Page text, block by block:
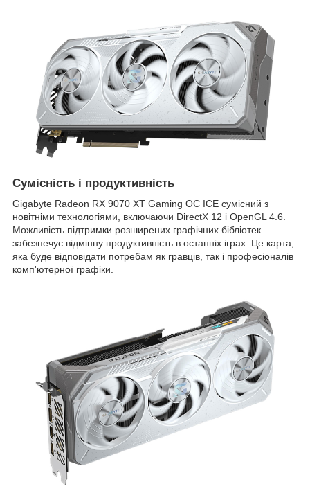
Сумісність і продуктивність
Gigabyte Radeon RX 9070 XT Gaming OC ICE сумісний з
новітніми технологіями, включаючи DirectX 12 і OpenGL 4.6.
Можливість підтримки розширених графічних бібліотек
забезпечує відмінну продуктивність в останніх іграх. Це карта,
яка буде відповідати потребам як гравців, так і професіоналів
комп'ютерної графіки.